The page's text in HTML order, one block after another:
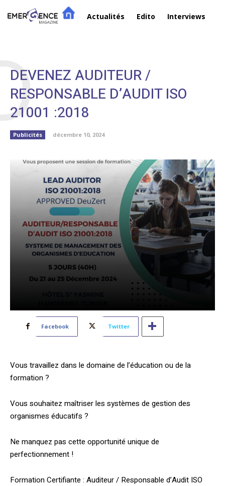
Actualités Edito Interviews
DEVENEZ AUDITEUR /
RESPONSABLE D’AUDIT ISO
21001 :2018
Publicités décembre 10, 2024
Facebook Twitter
Vous travaillez dans le domaine de l’éducation ou de la
formation ?
Vous souhaitez maîtriser les systèmes de gestion des
organismes éducatifs ?
Ne manquez pas cette opportunité unique de
perfectionnement !
Formation Certifiante : Auditeur / Responsable d’Audit ISO